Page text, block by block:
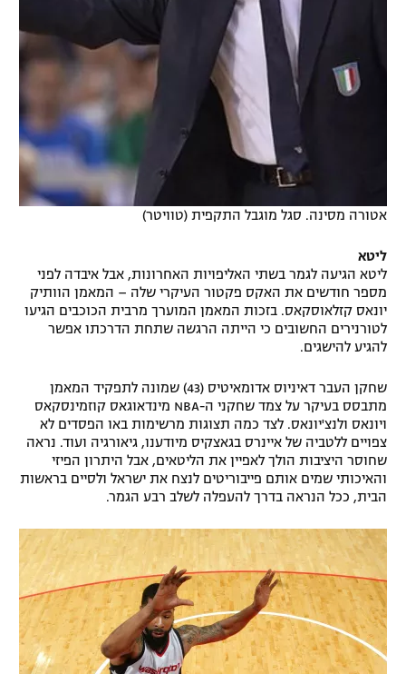
אטורה מסינה. סגל מוגבל התקפית (טוויטר)
ליטא
ליטא הגיעה לגמר בשתי האליפויות האחרונות, אבל איבדה לפני
מספר חודשים את האקס פקטור העיקרי שלה – המאמן הוותיק
יונאס קזלאוסקאס. בזכות המאמן המוערך מרבית הכוכבים הגיעו
לטורנירים החשובים כי הייתה הרגשה שתחת הדרכתו אפשר
להגיע להישגים.
שחקן העבר דאיניוס אדומאיטיס (43) שמונה לתפקיד המאמן
מתבסס בעיקר על צמד שחקני ה-NBA מינדאוגאס קוזמינסקאס
ויונאס ולנצ'יונאס. לצד כמה תצוגות מרשימות באו הפסדים לא
צפויים ללטביה של איינרס בגאצקיס מיודענו, גיאורגיה ועוד. נראה
שחוסר היציבות הולך לאפיין את הליטאים, אבל היתרון הפיזי
והאיכותי שמים אותם פייבוריטים לנצח את ישראל ולסיים בראשות
הבית, ככל הנראה בדרך להעפלה לשלב רבע הגמר.